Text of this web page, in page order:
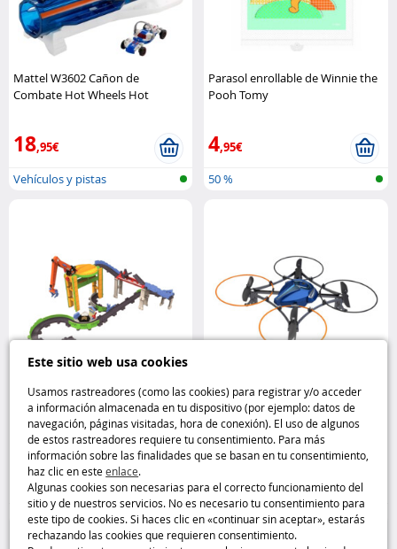
Este sitio web usa cookies
Usamos rastreadores (como las cookies) para registrar y/o acceder
a información almacenada en tu dispositivo (por ejemplo: datos de
navegación, páginas visitadas, hora de conexión). El uso de algunos
de estos rastreadores requiere tu consentimiento. Para más
información sobre las finalidades que se basan en tu consentimiento,
haz clic en esteenlace.
Algunas cookies son necesarias para el correcto funcionamiento del
sitio y de nuestros servicios. No es necesario tu consentimiento para
este tipo de cookies. Si haces clic en «continuar sin aceptar», estarás
rechazando las cookies que requieren consentimiento.
Mattel W3602 Cañon de
Combate Hot Wheels Hot
18,95€
Vehículos y pistas
Parasol enrollable de Winnie the
Pooh Tomy
4,95€
50 %
Circuito Chugginton Livraison &
Cargaison Exprés Tomy
26,95€
Vehículos y pistas
Dron a control remoto Space
Galaxy Silverlit
26,95€
Drones y modelismo